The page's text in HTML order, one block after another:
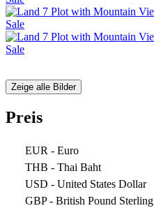
Zeige alle Bilder
Preis
EUR - Euro
THB - Thai Baht
USD - United States Dollar
GBP- British Pound Sterling